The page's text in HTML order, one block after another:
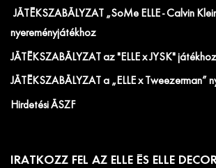
JÁTÉKSZABÁLYZAT „SoMe ELLE - Calvin
nyereményjátékhoz
JÁTÉKSZABÁLYZAT az "ELLE x JYSK" játékhoz
JÁTÉKSZABÁLYZAT a „ELLE x Tweezerman”
Hirdetési ÁSZF
IRATKOZZ FEL AZ ELLE ÉS ELLE